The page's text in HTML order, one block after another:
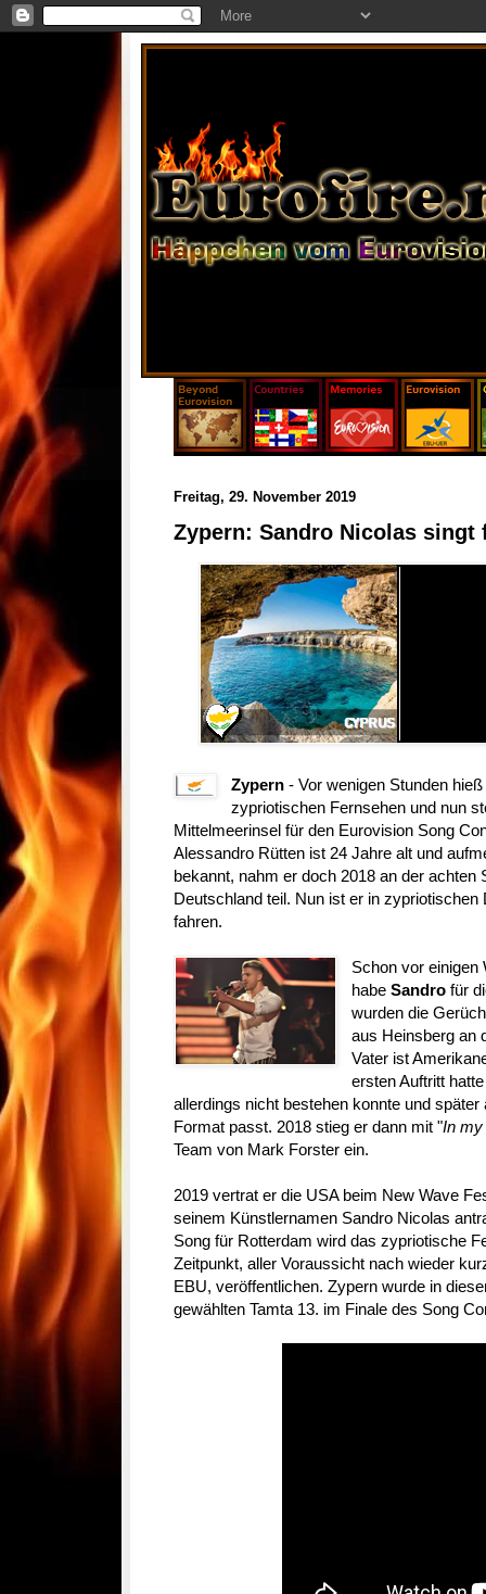
Freitag, 29. November 2019
Zypern: Sandro Nicolas singt
Zypern- Vor wenigen Stunden
zypriotischen Fernsehen und nun
Mittelmeerinsel für den Eurovision Song
Alessandro Rütten ist 24 Jahre alt und
bekannt, nahm er doch 2018 an der achten
Deutschland teil. Nun ist er in
fahren.
Schon vor einigen
habeSandrofür
wurden die
aus Heinsberg an
Vater ist
ersten Auftritt
allerdings nicht bestehen konnte und
Format passt. 2018 stieg er dann mit "In my
Team von Mark Forster ein.
2019 vertrat er die USA beim New Wave
seinem Künstlernamen Sandro Nicolas
Song für Rotterdam wird das zypriotische
Zeitpunkt, aller Voraussicht nach wieder
EBU, veröffentlichen. Zypern wurde in
gewählten Tamta 13. im Finale des Song